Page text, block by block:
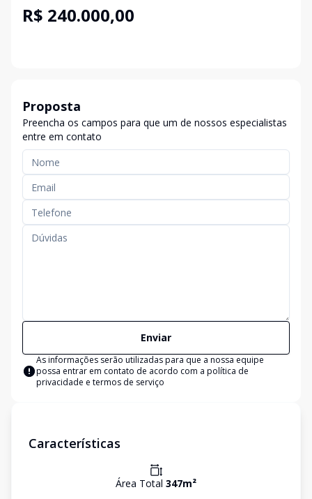
R$ 240.000,00
Proposta
Preencha os campos para que um de nossos especialistas
entre em contato
Enviar
As informações serão utilizadas para que a nossa equipe
possa entrar em contato de acordo com a política de
privacidade e termos de serviço
Características
Área Total 347m²